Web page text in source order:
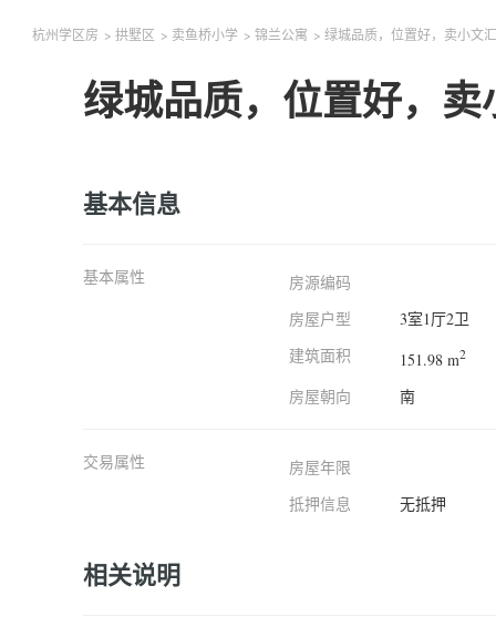
杭州学区房 >拱墅区 > 卖鱼桥小学 >锦兰公寓 >绿城品质，位置好，卖小文
绿城品质，位置好，
基本信息
基本属性
房源编码
房屋户型
3室1厅2卫
建筑面积
151.98 m2
房屋朝向 南
交易属性
房屋年限
抵押信息
无抵押
相关说明